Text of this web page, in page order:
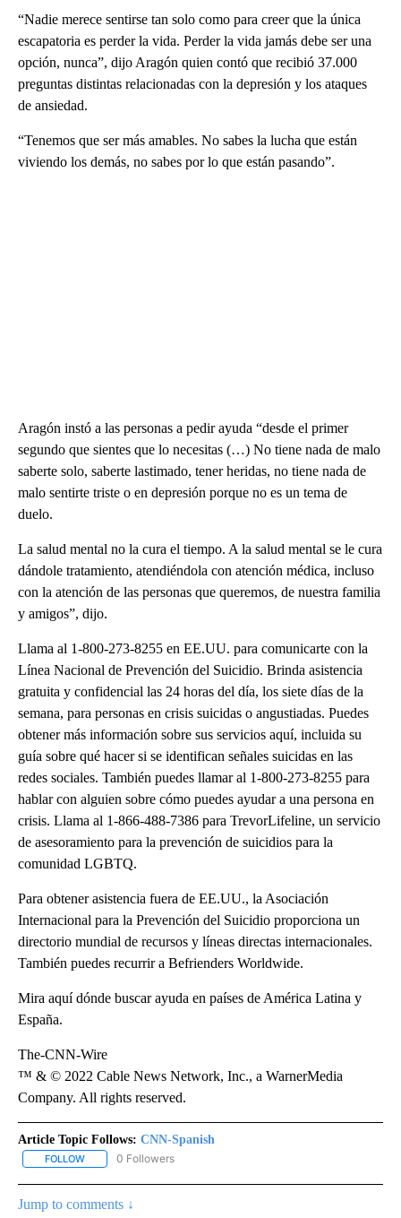
“Nadie merece sentirse tan solo como para creer que la única
escapatoria es perder la vida. Perder la vida jamás debe ser una
opción, nunca”, dijo Aragón quien contó que recibió 37.000
preguntas distintas relacionadas con la depresión y los ataques
de ansiedad.
“Tenemos que ser más amables. No sabes la lucha que están
viviendo los demás, no sabes por lo que están pasando”.
Aragón instó a las personas a pedir ayuda “desde el primer
segundo que sientes que lo necesitas (…) No tiene nada de malo
saberte solo, saberte lastimado, tener heridas, no tiene nada de
malo sentirte triste o en depresión porque no es un tema de
duelo.
La salud mental no la cura el tiempo. A la salud mental se le cura
dándole tratamiento, atendiéndola con atención médica, incluso
con la atención de las personas que queremos, de nuestra familia
y amigos”, dijo.
Llama al 1-800-273-8255 en EE.UU. para comunicarte con la
Línea Nacional de Prevención del Suicidio. Brinda asistencia
gratuita y confidencial las 24 horas del día, los siete días de la
semana, para personas en crisis suicidas o angustiadas. Puedes
obtener más información sobre sus servicios aquí, incluida su
guía sobre qué hacer si se identifican señales suicidas en las
redes sociales. También puedes llamar al 1-800-273-8255 para
hablar con alguien sobre cómo puedes ayudar a una persona en
crisis. Llama al 1-866-488-7386 para TrevorLifeline, un servicio
de asesoramiento para la prevención de suicidios para la
comunidad LGBTQ.
Para obtener asistencia fuera de EE.UU., la Asociación
Internacional para la Prevención del Suicidio proporciona un
directorio mundial de recursos y líneas directas internacionales.
También puedes recurrir a Befrienders Worldwide.
Mira aquí dónde buscar ayuda en países de América Latina y
España.
The-CNN-Wire
™ & © 2022 Cable News Network, Inc., a WarnerMedia
Company. All rights reserved.
Article Topic Follows: CNN-Spanish
FOLLOW FOLLOW "CNN-SPANISH" TO RECEIVE NOTIFICATIONS ABOUT
0 Followers
Jump to comments ↓